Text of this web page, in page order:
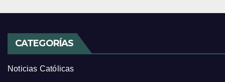
CATEGORÍAS
Noticias Católicas